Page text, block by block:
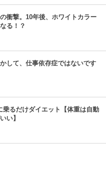
衝撃。10年後、ホワイトカラー
る！？
して、仕事依存症ではないです
乗るだけダイエット【体重は自動
い】